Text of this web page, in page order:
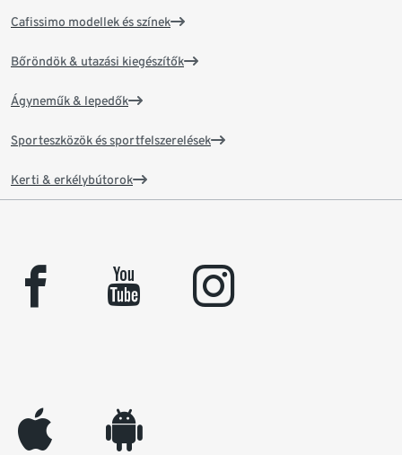
Cafissimo modellek és színek
Bőröndök & utazási kiegészítők
Ágyneműk & lepedők
Sporteszközök és sportfelszerelések
Kerti & erkélybútorok
facebook youtube instagram
appleinc android